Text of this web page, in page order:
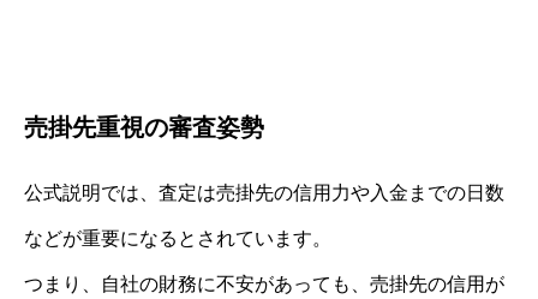
売掛先重視の審査姿勢
公式説明では、査定は売掛先の信用力や入金までの日数
などが重要になるとされています。
つまり、自社の財務に不安があっても、売掛先の信用が